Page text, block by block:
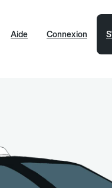
Aide Connexion